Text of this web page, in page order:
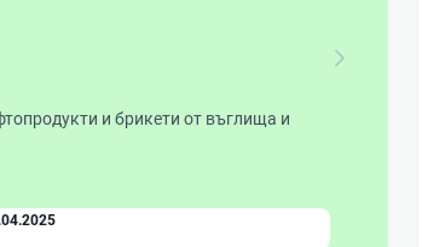
и брикети от въглища и